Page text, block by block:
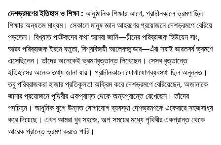
দেশভ্রমণের ইতিহাস ও শিক্ষা : আনুষ্ঠানিক শিক্ষার আগে, প্রাচীনকালে ভ্রমণ ছিল
শিক্ষার অন্যতম মাধ্যম। সেকালে মানুষ জ্ঞান আহরণের প্রয়ােজনে দেশভ্রমণে বেরিয়ে
পড়তেন। বিখ্যাত পর্যটকদের কথা আমরা জানি—চীনের পরিব্রাজক হিউয়েন সাং,
আরব পরিব্রাজক ইবনে বতুতা, বিশ্ববিজয়ী আলেকজান্ডার—এঁরা সবাই ভারতবর্ষ ভ্রমণে
এসেছিলেন। তাঁদের অনেকেই ভ্রমণবৃত্তান্ত লিখেছেন। সেসব বৃত্তান্তে
ইতিহাসের অনেক তথ্য জানা যায়। প্রাচীনকালে যােগাযােগব্যবস্থা ছিল অনুন্নত।
তবু পরিব্রাজকরা হাজার প্রতিকূলতা অক্রিম করে দেশভ্রমণে বেরিয়েছেন, অজানাকে
জানার প্রয়ােজনে পৃথিবীর একপ্রান্ত থেকে অন্যপ্রান্তে রেখেছেন। তাঁদের
পদচিহ্ন। আধুনিক যুগে উন্নত যােগাযােগ ব্যবস্থা দেশভ্রমণকে একেবারে সহজসাধ্য
করে দিয়েছে। এখন আমরা খুব সহজে, অল্প সময়ের মধ্যে পৃথিবীর একপ্রান্ত থেকে
আরেক প্রান্তে ভ্রমণ করতে পারি।